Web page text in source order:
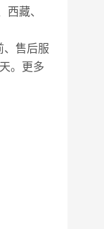
藏、
、售后服
。更多